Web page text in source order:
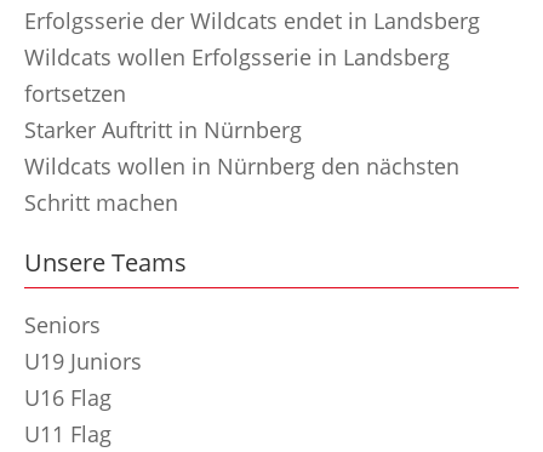
Erfolgsserie der Wildcats endet in Landsberg
Wildcats wollen Erfolgsserie in Landsberg
fortsetzen
Starker Auftritt in Nürnberg
Wildcats wollen in Nürnberg den nächsten
Schritt machen
Unsere Teams
Seniors
U19 Juniors
U16 Flag
U11 Flag